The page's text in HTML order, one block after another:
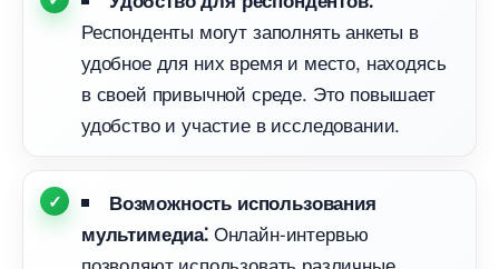
Респонденты могут заполнять анкеты
удобное для них время и место, находясь
своей привычной среде.​ Это повышает
удобство и участие в исследовании.​
озможность использования
мультимедиа⁚Онлайн-интервью